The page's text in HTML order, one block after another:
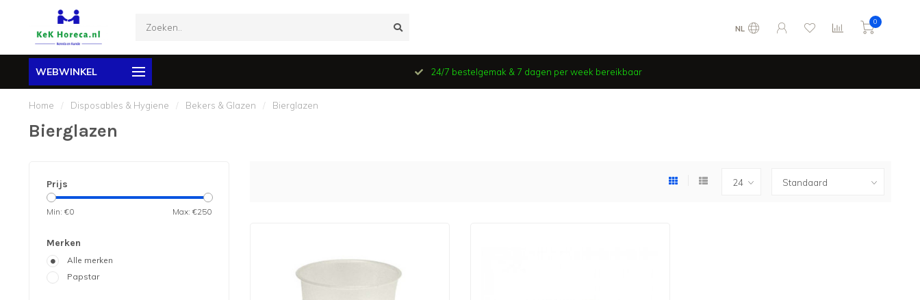
NL
0
WEBWINKEL 24/7 bestelgemak & 7 dagen per week bereikbaar
Home / Disposables & Hygiene / Bekers & Glazen / Bierglazen
Bierglazen
Prijs
Min: €0 Max: €250
Merken
Alle merken
Papstar